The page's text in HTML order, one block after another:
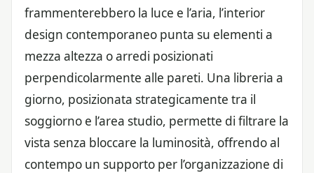
frammenterebbero la luce e l’aria, l’interior
design contemporaneo punta su elementi a
mezza altezza o arredi posizionati
perpendicolarmente alle pareti. Una libreria a
giorno, posizionata strategicamente tra il
soggiorno e l’area studio, permette di filtrare la
vista senza bloccare la luminosità, offrendo al
contempo un supporto per l’organizzazione di